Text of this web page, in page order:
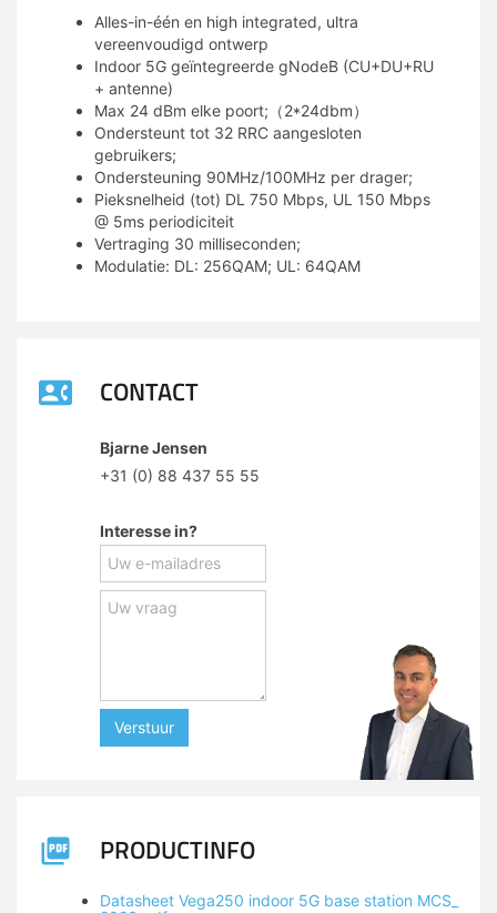
Alles-in-één en high integrated, ultra
vereenvoudigd ontwerp
Indoor 5G geïntegreerde gNodeB (CU+DU+RU
+ antenne)
Max 24 dBm elke poort;（2*24dbm）
Ondersteunt tot 32 RRC aangesloten
gebruikers;
Ondersteuning 90MHz/100MHz per drager;
Pieksnelheid (tot) DL 750 Mbps, UL 150 Mbps
@ 5ms periodiciteit
Vertraging 30 milliseconden;
Modulatie: DL: 256QAM; UL: 64QAM
CONTACT
Bjarne Jensen
+31 (0) 88 437 55 55
Interesse in?
Verstuur
PRODUCTINFO
Datasheet Vega250 indoor 5G base station MCS_